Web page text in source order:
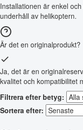
Installationen är enkel
underhåll av helikoptern.
Är det en originalprodukt?
Ja, det är en
kvalitet och kompatibilitet
Filtrera efter betyg:
Sortera efter: